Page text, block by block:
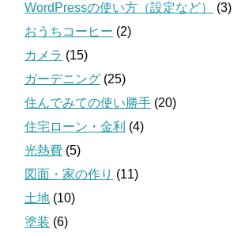
WordPressの使い方（設定など）
(3)
おうちコーヒー (2)
カメラ (15)
ガーデニング (25)
住んでみての使い勝手 (20)
住宅ローン・金利 (4)
光熱費 (5)
図面・家の作り (11)
土地 (10)
塗装 (6)